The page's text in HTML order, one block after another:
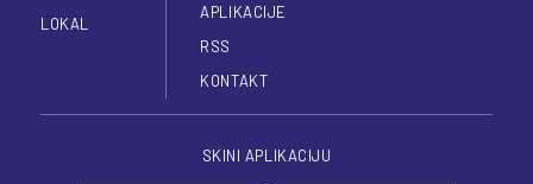
LOKAL
APLIKACIJE
RSS
KONTAKT
SKINI APLIKACIJU